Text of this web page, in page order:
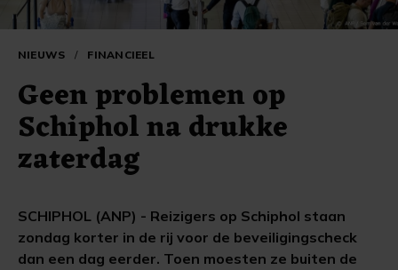
NIEUWS / FINANCIEEL
Geen problemen op
Schiphol na drukke
zaterdag
SCHIPHOL (ANP) - Reizigers op Schiphol staan
zondag korter in de rij voor de beveiligingscheck
dan een dag eerder. Toen moesten ze buiten de